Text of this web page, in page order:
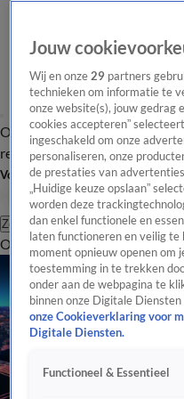
Overzicht Laatste nieuws
redactie
Volg Hart van Nederland
Zoeken
OverzichtRegioUitzendingen
Jouw
Wij en onze29 partners
technieken om informatie te
onze website(s), jouw gedrag
cookies accepteren”
ingeschakeld om onze
personaliseren, onze
de prestaties van
„Huidige keuze opslaan”
worden deze
dan enkel functionele en
laten functioneren en veilig
moment opnieuw openen om
toestemming in te trekken
onder aan de webpagina te
binnen onze Digitale
onze Cookieverklaring voor
Digitale Diensten.
Functioneel & Essentieel